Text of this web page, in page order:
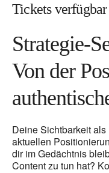
Tickets
Strategie-
Von der
Deine Sichtbarkeit
aktuellen
dir im Gedächtnis
Content zu tun hat?